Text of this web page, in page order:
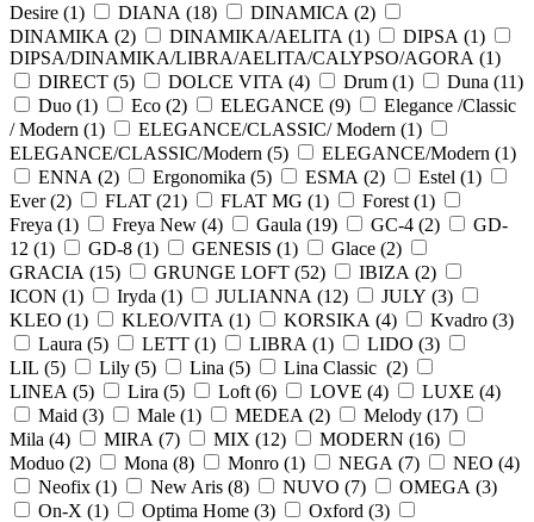
Desire (1) DIANA (18) DINAMICA (2)
DINAMIKA (2) DINAMIKA/AELITA (1) DIPSA (1)
DIPSA/DINAMIKA/LIBRA/AELITA/CALYPSO/AGORA (1)
DIRECT (5) DOLCE VITA (4) Drum (1) Duna (11)
Duo (1) Eco (2) ELEGANCE (9)
Elegance /Classic
/ Modern (1) ELEGANCE/CLASSIC/ Modern (1)
ELEGANCE/CLASSIC/Modern (5) ELEGANCE/Modern (1)
ENNA (2) Ergonomika (5) ESMA (2) Estel (1)
Ever (2) FLAT (21) FLAT MG (1) Forest (1)
Freya (1) Freya New (4) Gaula (19) GC-4 (2)
GD-
12 (1) GD-8 (1) GENESIS (1) Glace (2)
GRACIA (15) GRUNGE LOFT (52) IBIZA (2)
ICON (1) Iryda (1) JULIANNA (12) JULY (3)
KLEO (1) KLEO/VITA (1) KORSIKA (4) Kvadro (3)
Laura (5) LETT (1) LIBRA (1) LIDO (3)
LIL (5) Lily (5) Lina (5) Lina Classic (2)
LINEA (5) Lira (5) Loft (6) LOVE (4) LUXE (4)
Maid (3) Male (1) MEDEA (2) Melody (17)
Mila (4) MIRA (7) MIX (12) MODERN (16)
Moduo (2) Mona (8) Monro (1) NEGA (7) NEO (4)
Neofix (1) New Aris (8) NUVO (7) OMEGA (3)
On-X (1) Optima Home (3) Oxford (3)